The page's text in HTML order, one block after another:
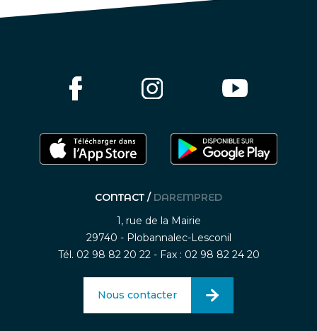
CONTACT / DAREMPRED
1, rue de la Mairie
29740 - Plobannalec-Lesconil
Tél. 02 98 82 20 22 - Fax : 02 98 82 24 20
Nous contacter